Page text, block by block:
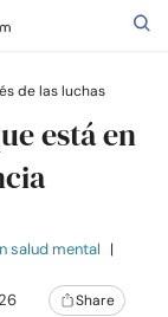
de las luchas
está en
salud mental |
Share